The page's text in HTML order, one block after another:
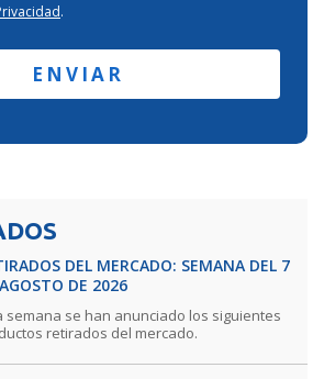
.
DEL MERCADO: SEMANA DEL 7
DE 2026
semana se han anunciado los siguientes
retirados del mercado.